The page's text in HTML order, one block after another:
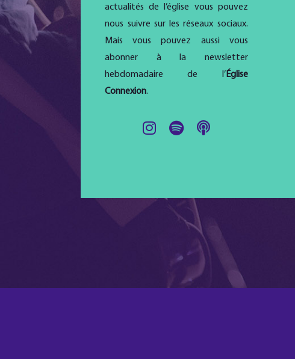
actualités de l’église vous pouvez
nous suivre sur les réseaux sociaux.
Mais vous pouvez aussi vous
abonner à la newsletter
hebdomadaire de l’Église
Connexion.